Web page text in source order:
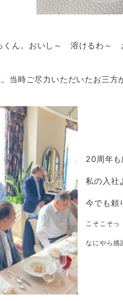
くん。おいし～ 溶けるわ～
当時ご尽力いただいたお三方
20周年も
私の入社
今でも頼
こそこそっ
なにやら感